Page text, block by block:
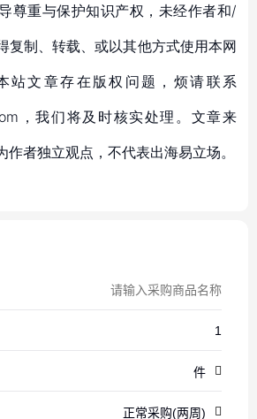
尊重与保护知识产权，未经作者和/
复制、转载、或以其他方式使用本网
站文章存在版权问题，烦请联系
，我们将及时核实处理。文章来
者独立观点，不代表出海易立场。